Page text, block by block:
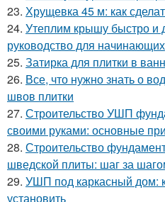
23. Хрущевка 45 м: как
24. Утеплим крышу быстро и
руководство для начинающих
25. Затирка для плитки в
26. Все, что нужно знать о
швов плитки
27. Строительство УШП
своими руками: основные
28. Строительство
шведской плиты: шаг за
29. УШП под каркасный дом:
установить